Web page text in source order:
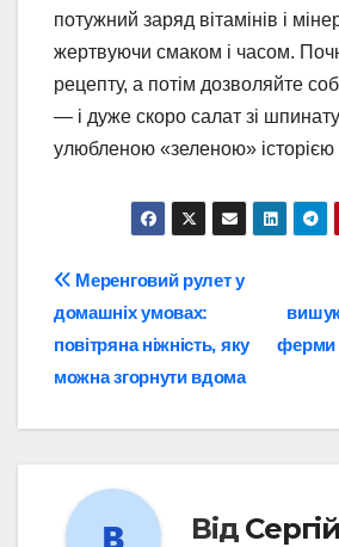
потужний заряд вітамінів і
жертвуючи смаком і часом.
рецепту, а потім дозволяйте
— і дуже скоро салат зі
улюбленою «зеленою»
Навігація
записів
ферми
Меренговий рулет у
домашніх умовах:
повітряна ніжність, яку
можна згорнути вдома
Від